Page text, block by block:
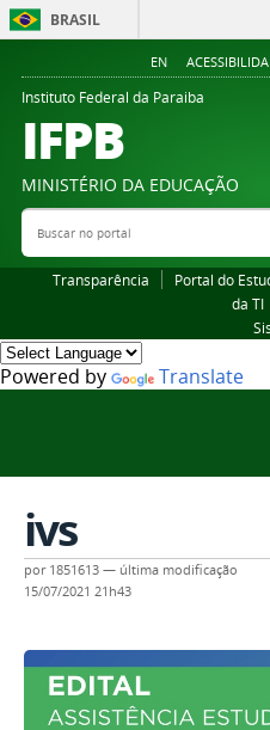
BRASIL
EN
Instituto Federal da Paraiba
IFPB
MINISTÉRIO DA EDUCAÇÃO
Buscar no portal
Transparência Portal do
da TI
Powered by Translate
ivs
por 1851613 — última modificação
15/07/2021 21h43